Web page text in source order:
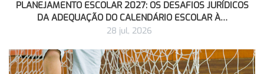
PLANEJAMENTO ESCOLAR 2027: OS DESAFIOS JURÍDICOS
DA ADEQUAÇÃO DO CALENDÁRIO ESCOLAR À…
28 jul, 2026